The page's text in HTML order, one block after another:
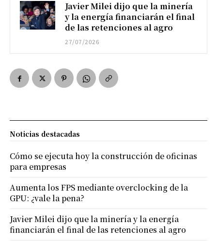
Javier Milei dijo que la minería
y la energía financiarán el final
de las retenciones al agro
27/07/2026
Noticias destacadas
Cómo se ejecuta hoy la construcción de oficinas
para empresas
Aumenta los FPS mediante overclocking de la
GPU: ¿vale la pena?
Javier Milei dijo que la minería y la energía
financiarán el final de las retenciones al agro